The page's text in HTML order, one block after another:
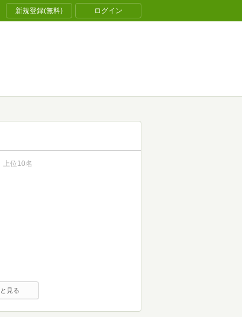
新規登録(無料) ログイン
上位10名
見る